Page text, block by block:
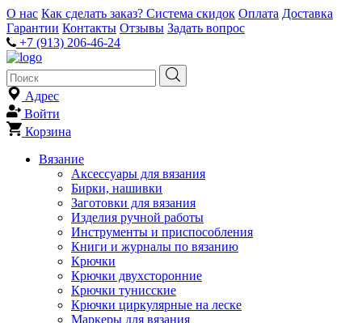
О нас Как сделать заказ? Система скидок Оплата Доставка
Гарантии Контакты Отзывы Задать вопрос
+7 (913) 206-46-24
Адрес
Войти
Корзина
Вязание
Аксессуары для вязания
Бирки, нашивки
Заготовки для вязания
Изделия ручной работы
Инструменты и приспособления
Книги и журналы по вязанию
Крючки
Крючки двухсторонние
Крючки тунисские
Крючки циркулярные на леске
Маркеры для вязания